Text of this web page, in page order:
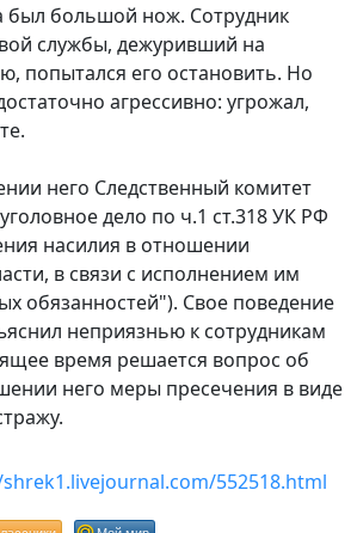
был большой нож. Сотрудник
службы, дежуривший на
попытался его остановить. Но
агрессивно: угрожал,
него Следственный комитет
дело по ч.1 ст.318 УК РФ
насилия в отношении
в связи с исполнением им
обязанностей"). Свое поведение
неприязнью к сотрудникам
время решается вопрос об
него меры пресечения в виде
552518.html